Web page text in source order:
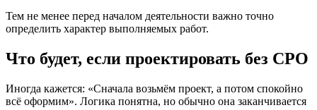
Тем не менее перед началом деятельности важно точно
определить характер выполняемых работ.
Что будет, если проектировать без СРО
Иногда кажется: «Сначала возьмём проект, а потом спокойно
всё оформим». Логика понятна, но обычно она заканчивается